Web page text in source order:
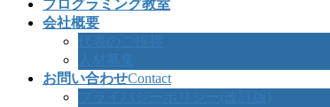
プログラミング教室
会社概要
お問い合わせContact